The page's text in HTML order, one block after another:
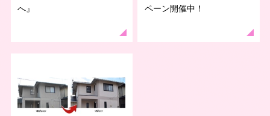
へ』
ペーン開催中！